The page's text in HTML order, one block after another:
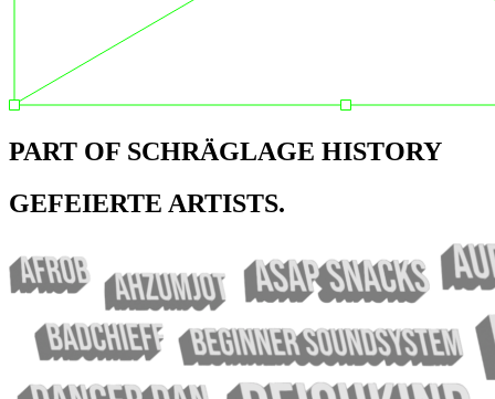
PART OF SCHRÄGLAGE HISTORY
GEFEIERTE ARTISTS.